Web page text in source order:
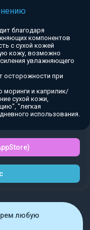
благодаря
компонентов
с сухой кожей
кожу, возможно
увлажняющего
осторожности при
моринги и каприлик/
сухой кожи,
"легкая
использования.
любую